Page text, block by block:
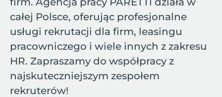
całej Polsce, oferując profesjonalne
usługi rekrutacji dla firm, leasingu
pracowniczego i wiele innych z zakresu
HR. Zapraszamy do współpracy z
najskuteczniejszym zespołem
rekruterów!